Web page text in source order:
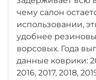
чему салон
использовании,
удобнее
ворсовых. Года
данные коврики:
2016, 2017, 2018,